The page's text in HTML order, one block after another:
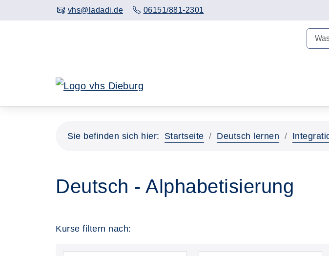
vhs@ladadi.de 06151/881-2301
Hauptinhalt anspringen
Sie befinden sich hier: Startseite Deutsch lernen
Deutsch - Alphabetisierung
Kurse filtern nach: